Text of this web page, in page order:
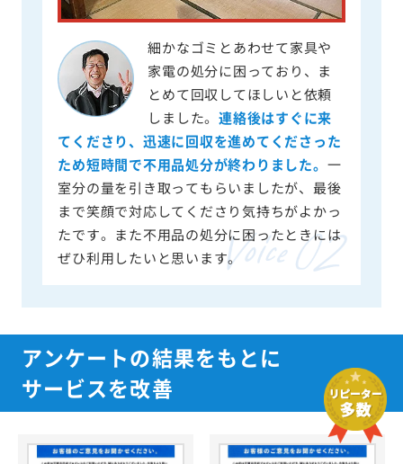
細かなゴミとあわせて家具や
家電の処分に困っており、ま
とめて回収してほしいと依頼
しました。連絡後はすぐに来
てくださり、迅速に回収を進めてくださった
ため短時間で不用品処分が終わりました。 一
室分の量を引き取ってもらいましたが、最後
まで笑顔で対応してくださり気持ちがよかっ
たです。また不用品の処分に困ったときには
ぜひ利用したいと思います。
アンケートの結果をもとに
サービスを改善